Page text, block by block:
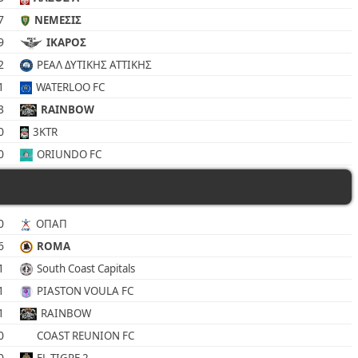
ΝΕΜΕΣΙΣ
ΙΚΑΡΟΣ
ΡΕΑΛ ΔΥΤΙΚΗΣ ΑΤΤΙΚΗΣ
WATERLOO FC
RAINBOW
3KTR
ORIUNDO FC
ΟΠΑΠ
ROMA
South Coast Capitals
PIASTON VOULA FC
RAINBOW
COAST REUNION FC